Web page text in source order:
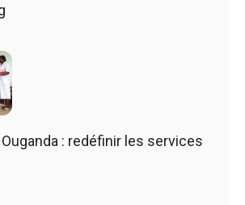
: redéfinir les services